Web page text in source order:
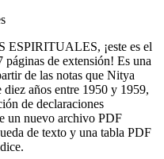
¡este es el
de extensión! Es una
de las notas que Nitya
años entre 1950 y 1959,
de declaraciones
un nuevo archivo PDF
de texto y una tabla PDF